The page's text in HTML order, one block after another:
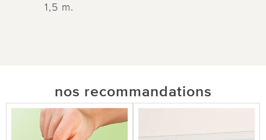
1,5 m.
nos recommandations